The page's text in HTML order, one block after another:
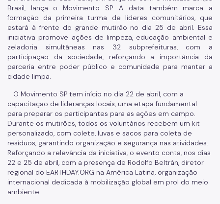
Brasil, lança o Movimento SP. A data também marca a
formação da primeira turma de líderes comunitários, que
estará à frente do grande mutirão no dia 25 de abril. Essa
iniciativa promove ações de limpeza, educação ambiental e
zeladoria simultâneas nas 32 subprefeituras, com a
participação da sociedade, reforçando a importância da
parceria entre poder público e comunidade para manter a
cidade limpa.
O Movimento SP tem início no dia 22 de abril, com a
capacitação de lideranças locais, uma etapa fundamental
para preparar os participantes para as ações em campo.
Durante os mutirões, todos os voluntários recebem um kit
personalizado, com colete, luvas e sacos para coleta de
resíduos, garantindo organização e segurança nas atividades.
Reforçando a relevância da iniciativa, o evento conta, nos dias
22 e 25 de abril, com a presença de Rodolfo Beltrán, diretor
regional do EARTHDAY.ORG na América Latina, organização
internacional dedicada à mobilização global em prol do meio
ambiente.